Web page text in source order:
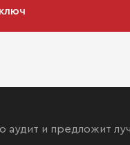
аудит и предложит